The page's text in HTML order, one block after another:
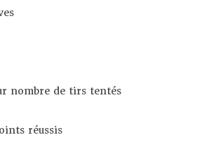
nombre de tirs tentés
réussis